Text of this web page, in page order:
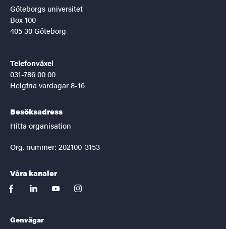
Göteborgs universitet
Box 100
405 30 Göteborg
Telefonväxel
031-786 00 00
Helgfria vardagar 8-16
Besöksadress
Hitta organisation
Org. nummer: 202100-3153
Våra kanaler
facebooklinkedinyoutubeinstagram
Genvägar